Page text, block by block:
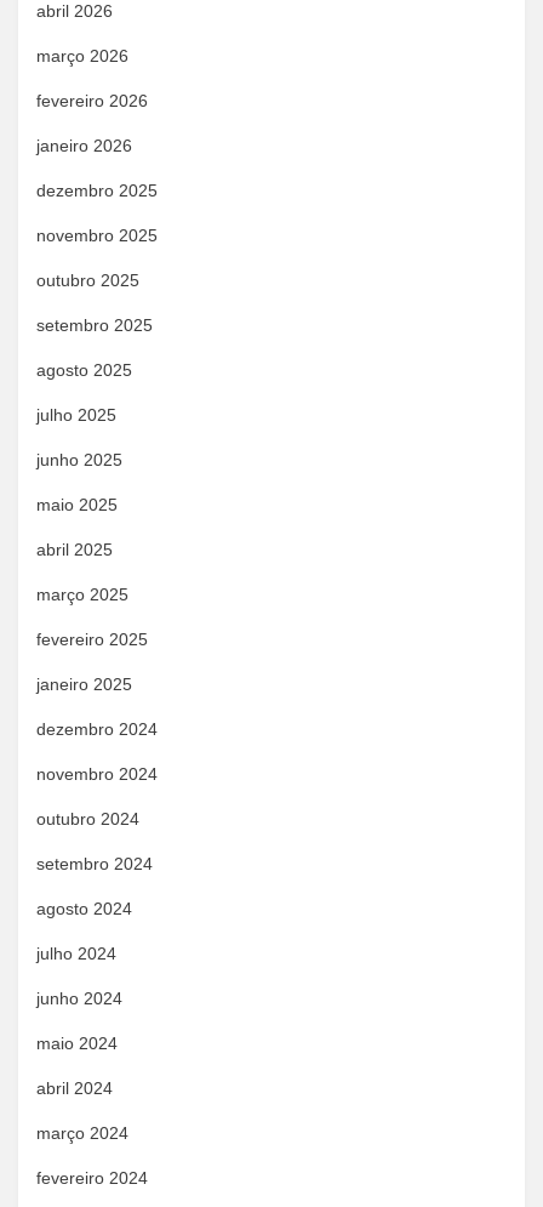
abril 2026
março 2026
fevereiro 2026
janeiro 2026
dezembro 2025
novembro 2025
outubro 2025
setembro 2025
agosto 2025
julho 2025
junho 2025
maio 2025
abril 2025
março 2025
fevereiro 2025
janeiro 2025
dezembro 2024
novembro 2024
outubro 2024
setembro 2024
agosto 2024
julho 2024
junho 2024
maio 2024
abril 2024
março 2024
fevereiro 2024